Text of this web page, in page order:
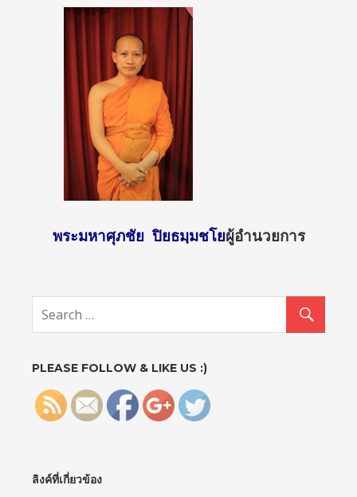
พระมหาศุภชัย ปิยธมฺมชโยผู้อำนวยการ
PLEASE FOLLOW & LIKE US :)
day2.mcu.
page_id=1
2">
ลิงค์ที่เกี่ยวข้อง